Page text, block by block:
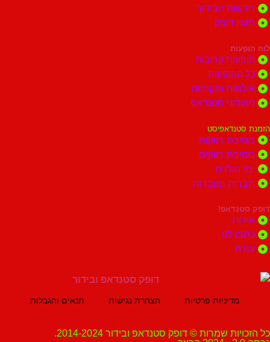
הבידור
דופק
קרובות
ומקומות
סטנדאפ
רווקות
רווקים
ומוסדות
לנו
מדיניות פרטיות הצהרת נגישות תנאים והגבלות
שמרות © דופק סטנדאפ ובידור 2014-2024.